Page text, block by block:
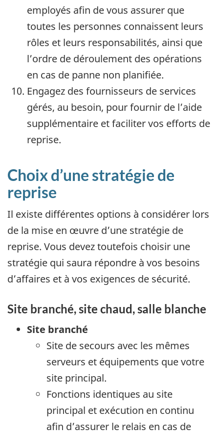
employés afin de vous assurer que
toutes les personnes connaissent leurs
rôles et leurs responsabilités, ainsi que
l’ordre de déroulement des opérations
en cas de panne non planifiée.
Engagez des fournisseurs de services
gérés, au besoin, pour fournir de l’aide
supplémentaire et faciliter vos efforts de
reprise.
Choix d’une stratégie de
reprise
Il existe différentes options à considérer lors
de la mise en œuvre d’une stratégie de
reprise. Vous devez toutefois choisir une
stratégie qui saura répondre à vos besoins
d’affaires et à vos exigences de sécurité.
Site branché, site chaud, salle blanche
Site branché
Site de secours avec les mêmes
serveurs et équipements que votre
site principal.
Fonctions identiques au site
principal et exécution en continu
afin d’assurer le relais en cas de